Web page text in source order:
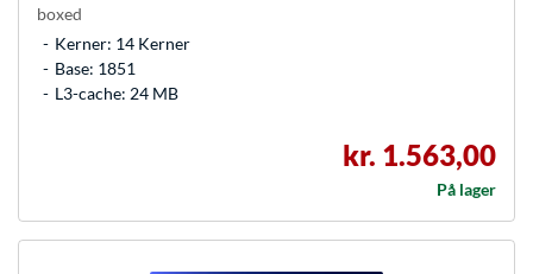
boxed
Kerner: 14 Kerner
Base: 1851
L3-cache: 24 MB
kr. 1.563,00
På lager